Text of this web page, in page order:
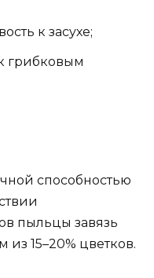
к засухе;
грибковым
способностью
пыльцы завязь
15–20% цветков.